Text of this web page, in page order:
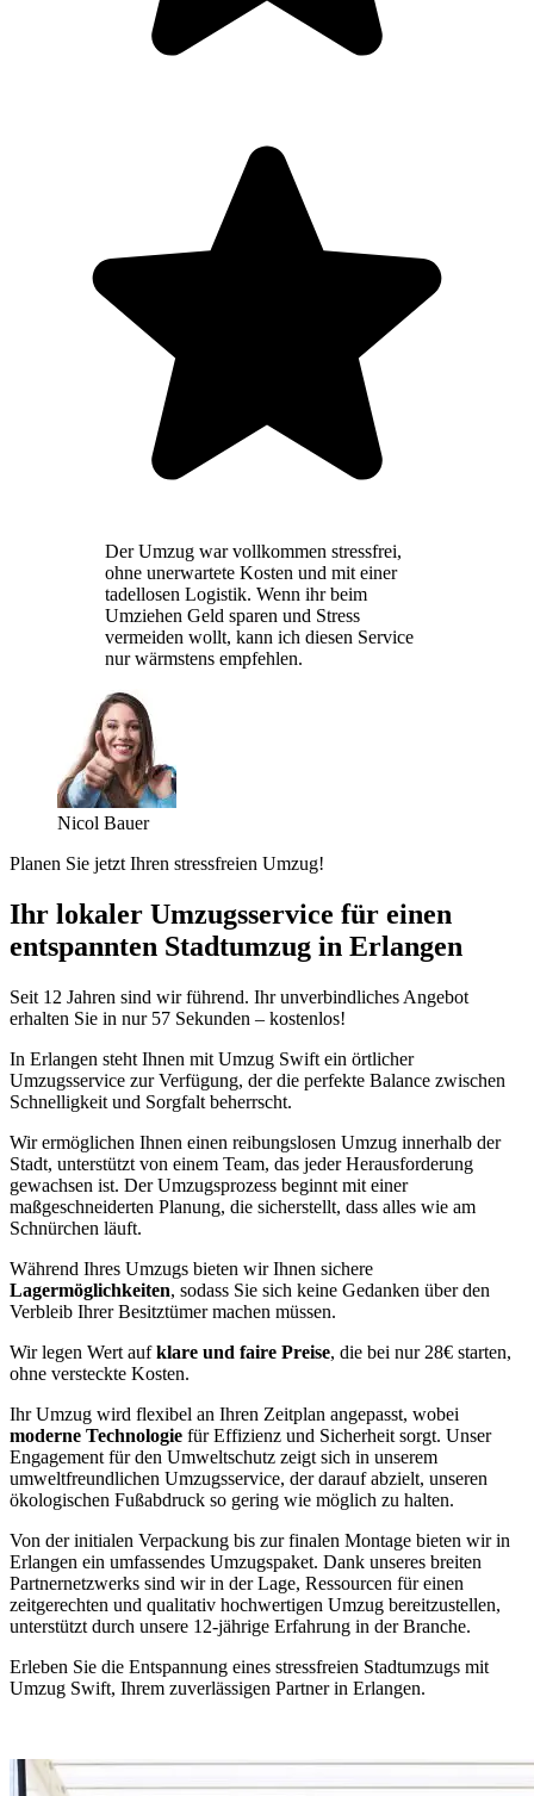
Der Umzug war vollkommen stressfrei,
ohne unerwartete Kosten und mit einer
tadellosen Logistik. Wenn ihr beim
Umziehen Geld sparen und Stress
vermeiden wollt, kann ich diesen Service
nur wärmstens empfehlen.
Nicol Bauer
Planen Sie jetzt Ihren stressfreien Umzug!
Ihr lokaler Umzugsservice für einen
entspannten Stadtumzug in Erlangen
Seit 12 Jahren sind wir führend. Ihr unverbindliches Angebot
erhalten Sie in nur 57 Sekunden – kostenlos!
In Erlangen steht Ihnen mit Umzug Swift ein örtlicher
Umzugsservice zur Verfügung, der die perfekte Balance zwischen
Schnelligkeit und Sorgfalt beherrscht.
Wir ermöglichen Ihnen einen reibungslosen Umzug innerhalb der
Stadt, unterstützt von einem Team, das jeder Herausforderung
gewachsen ist. Der Umzugsprozess beginnt mit einer
maßgeschneiderten Planung, die sicherstellt, dass alles wie am
Schnürchen läuft.
Während Ihres Umzugs bieten wir Ihnen sichere
Lagermöglichkeiten, sodass Sie sich keine Gedanken über den
Verbleib Ihrer Besitztümer machen müssen.
Wir legen Wert aufklare und faire Preise, die bei nur 28€ starten,
ohne versteckte Kosten.
Ihr Umzug wird flexibel an Ihren Zeitplan angepasst, wobei
moderne Technologie für Effizienz und Sicherheit sorgt. Unser
Engagement für den Umweltschutz zeigt sich in unserem
umweltfreundlichen Umzugsservice, der darauf abzielt, unseren
ökologischen Fußabdruck so gering wie möglich zu halten.
Von der initialen Verpackung bis zur finalen Montage bieten wir in
Erlangen ein umfassendes Umzugspaket. Dank unseres breiten
Partnernetzwerks sind wir in der Lage, Ressourcen für einen
zeitgerechten und qualitativ hochwertigen Umzug bereitzustellen,
unterstützt durch unsere 12-jährige Erfahrung in der Branche.
Erleben Sie die Entspannung eines stressfreien Stadtumzugs mit
Umzug Swift, Ihrem zuverlässigen Partner in Erlangen.